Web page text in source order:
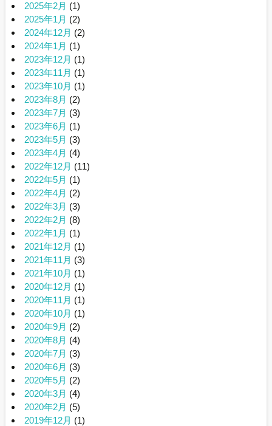
2025年2月 (1)
2025年1月 (2)
2024年12月 (2)
2024年1月 (1)
2023年12月 (1)
2023年11月 (1)
2023年10月 (1)
2023年8月 (2)
2023年7月 (3)
2023年6月 (1)
2023年5月 (3)
2023年4月 (4)
2022年12月 (11)
2022年5月 (1)
2022年4月 (2)
2022年3月 (3)
2022年2月 (8)
2022年1月 (1)
2021年12月 (1)
2021年11月 (3)
2021年10月 (1)
2020年12月 (1)
2020年11月 (1)
2020年10月 (1)
2020年9月 (2)
2020年8月 (4)
2020年7月 (3)
2020年6月 (3)
2020年5月 (2)
2020年3月 (4)
2020年2月 (5)
2019年12月 (1)